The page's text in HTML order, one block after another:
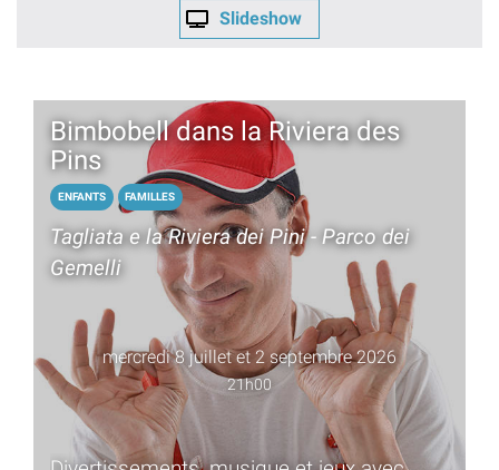
Slideshow
Bimbobell dans la Riviera des
Pins
ENFANTS FAMILLES
Tagliata e la Riviera dei Pini - Parco dei
Gemelli
mercredi 8 juillet et 2 septembre 2026
21h00